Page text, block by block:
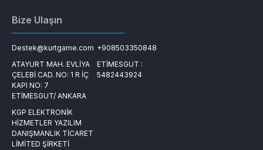
Bize Ulaşın
Destek@kurtgame.com +908503350848
ATAYURT MAH. EVLİYA
ÇELEBİ CAD. NO: 1 R İÇ
KAPI NO: 7
ETİMESGUT/ ANKARA
ETİMESGUT :
5482443924
KGP ELEKTRONİK
HİZMETLER YAZILIM
DANIŞMANLIK TİCARET
LİMİTED ŞİRKETİ